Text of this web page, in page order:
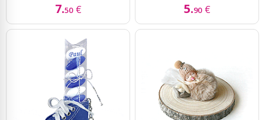
7.50 € 5.90 €